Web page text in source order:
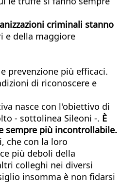
criminali stanno
e della maggiore
prevenzione più efficaci.
di riconoscere e
nasce con l'obiettivo di
- sottolinea Sileoni -. È
sempre più incontrollabile.
che con la loro
più deboli della
colleghi nei diversi
insomma è non fidarsi